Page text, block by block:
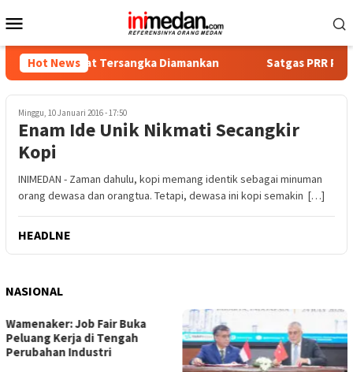
ke
Mobile
Hot News
Empat Tersangka Diamankan Satgas PRR Pacu
Minggu, 10 Januari 2016 - 17:50
Enam Ide Unik Nikmati Secangkir
Kopi
INIMEDAN - Zaman dahulu, kopi memang identik sebagai minuman
orang dewasa dan orangtua. Tetapi, dewasa ini kopi semakin […]
HEADLNE
NASIONAL